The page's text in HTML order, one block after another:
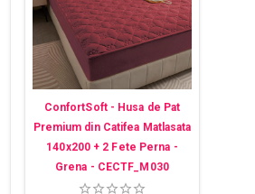
ConfortSoft - Husa de Pat
Premium din Catifea Matlasata
140x200 + 2 Fete Perna -
Grena - CECTF_M030